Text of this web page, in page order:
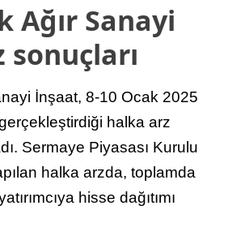
Ağır Sanayi
İnşaat, 8-10 Ocak 2025
halka arz
Sermaye Piyasası Kurulu
halka arzda, toplamda
hisse dağıtımı